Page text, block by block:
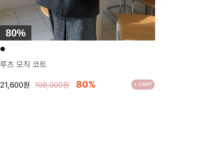
80%
●
루츠 모직 코트
21,600원 108,000원 80% + CART